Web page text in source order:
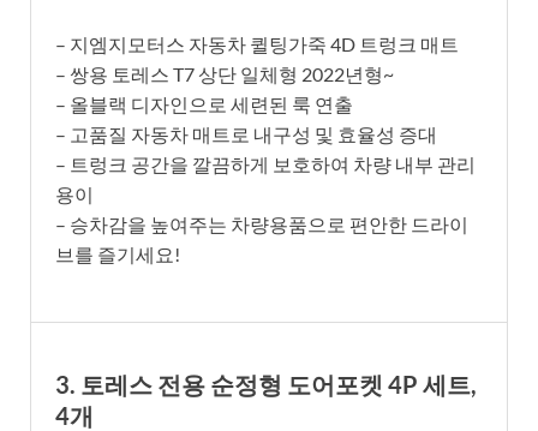
– 지엠지모터스 자동차 퀼팅가죽 4D 트렁크 매트
– 쌍용 토레스 T7 상단 일체형 2022년형~
– 올블랙 디자인으로 세련된 룩 연출
– 고품질 자동차 매트로 내구성 및 효율성 증대
– 트렁크 공간을 깔끔하게 보호하여 차량 내부 관리
용이
– 승차감을 높여주는 차량용품으로 편안한 드라이
브를 즐기세요!
3. 토레스 전용 순정형 도어포켓 4P 세트,
4개